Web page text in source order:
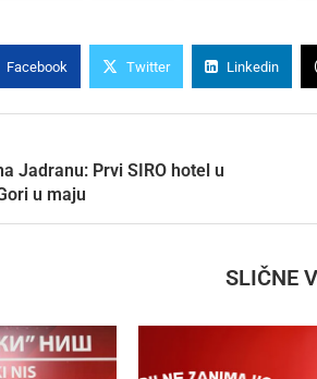
Facebook Twitter Linkedin
Jadranu: Prvi SIRO hotel u
u maju
SLIČNE